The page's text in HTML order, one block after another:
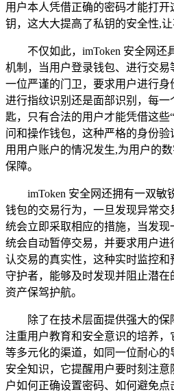
用户本人凭借正确的密码才能打开
钥，这大大提高了私钥的安全性,让
不仅如此，imToken 安全网还
机制，当用户登录钱包、进行交易
一位严谨的门卫，要求用户进行身
进行指纹识别还是面部识别，每
匙，只有合法的用户才能凭借这些
问和操作钱包，这种严格的身份
用用户账户的情况发生,为用户的
保障。
imToken 安全网还拥有一双敏
钱包的交易行为，一旦发现异常
统会立即采取相应的措施，当发
统会自动暂停交易，并要求用户
认交易的真实性，这种实时监控
守护者，能够及时发现并阻止潜
资产保驾护航。
除了在技术层面提供强大的保
注重用户教育和安全意识的培养
等多元化的渠道，如同一位耐心
安全知识，它提醒用户要时刻注意
户如何正确设置密码、如何避免